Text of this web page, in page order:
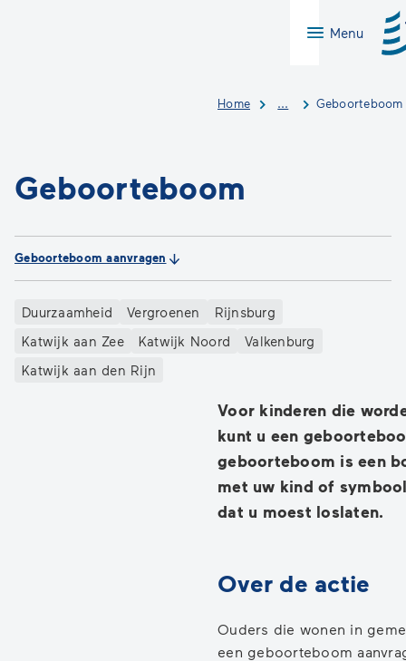
Menu
Home ... Geboorteboom
Geboorteboom
Geboorteboom aanvragen
Categorieën
Duurzaamheid Vergroenen
Rijnsburg
Katwijk aan Zee
Katwijk Noord
Valkenburg
Katwijk aan den Rijn
Voor kinderen die
kunt u een
geboorteboom is een
met uw kind of
dat u moest loslaten.
Over de actie
Ouders die wonen in
een geboorteboom